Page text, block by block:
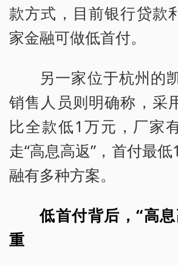
款方式，目前银行贷款
家金融可做低首付。
另一家位于杭州的
销售人员则明确称，采
比全款低1万元，厂家
走“高息高返”，首付最
融有多种方案。
低首付背后，“高
重